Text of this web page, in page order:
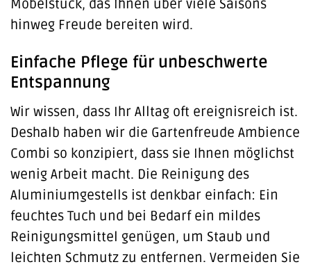
Möbelstück, das Ihnen über viele Saisons
hinweg Freude bereiten wird.
Einfache Pflege für unbeschwerte
Entspannung
Wir wissen, dass Ihr Alltag oft ereignisreich ist.
Deshalb haben wir die Gartenfreude Ambience
Combi so konzipiert, dass sie Ihnen möglichst
wenig Arbeit macht. Die Reinigung des
Aluminiumgestells ist denkbar einfach: Ein
feuchtes Tuch und bei Bedarf ein mildes
Reinigungsmittel genügen, um Staub und
leichten Schmutz zu entfernen. Vermeiden Sie